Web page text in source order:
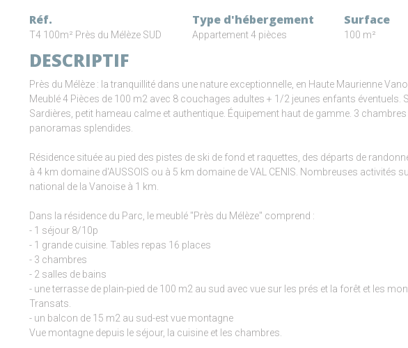
Réf.
T4 100m² Près du Mélèze SUD
Type d'hébergement
Appartement 4 pièces
Surface
100 m²
DESCRIPTIF
Près du Mélèze : la tranquillité dans une nature exceptionnelle, en Haute Maurienne
Meublé 4 Pièces de 100 m2 avec 8 couchages adultes + 1/2 jeunes enfants éventuels.
Sardières, petit hameau calme et authentique. Équipement haut de gamme. 3
panoramas splendides.
Résidence située au pied des pistes de ski de fond et raquettes, des départs de
à 4 km domaine d'AUSSOIS ou à 5 km domaine de VAL CENIS. Nombreuses activités
national de la Vanoise à 1 km.
Dans la résidence du Parc, le meublé "Près du Mélèze" comprend :
- 1 séjour 8/10p
- 1 grande cuisine. Tables repas 16 places
- 3 chambres
- 2 salles de bains
- une terrasse de plain-pied de 100 m2 au sud avec vue sur les prés et la forêt et les
Transats.
- un balcon de 15 m2 au sud-est vue montagne
Vue montagne depuis le séjour, la cuisine et les chambres.